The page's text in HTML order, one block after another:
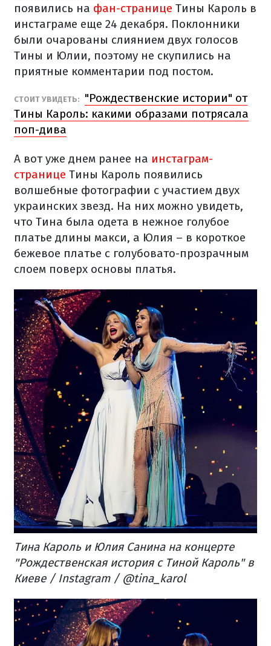
появились на фан-странице Тины Кароль в
инстаграме еще 24 декабря. Поклонники
были очарованы слиянием двух голосов
Тины и Юлии, поэтому не скупились на
приятные комментарии под постом.
СТОИТ УВИДЕТЬ:
"Рождественские истории" от
Тины Кароль: какими образами потрясала
поп-дива
А вот уже днем ранее на инстаграм-
странице Тины Кароль появились
волшебные фотографии с участием двух
украинских звезд. На них можно увидеть,
что Тина была одета в нежное голубое
платье длины макси, а Юлия – в короткое
бежевое платье с голубовато-прозрачным
слоем поверх основы платья.
Тина Кароль и Юлия Санина на концерте
"Рождественская история с Тиной Кароль" в
Киеве / Instagram / @tina_karol